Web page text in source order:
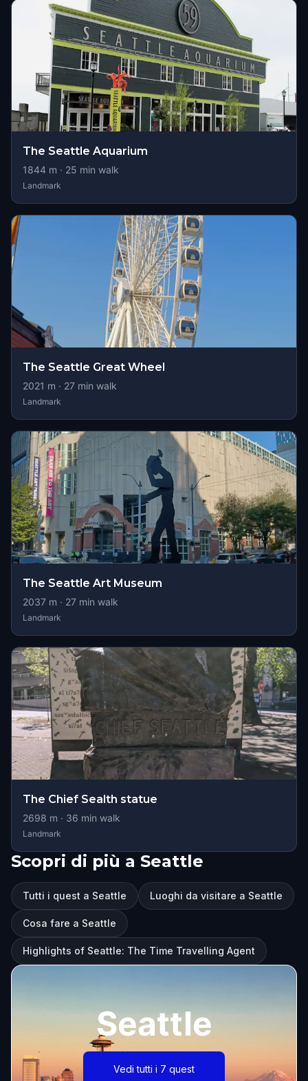
The Seattle Aquarium
1844 m · 25 min walk
Landmark
The Seattle Great Wheel
2021 m · 27 min walk
Landmark
The Seattle Art Museum
2037 m · 27 min walk
Landmark
The Chief Sealth statue
2698 m · 36 min walk
Landmark
Scopri di più a Seattle
Tutti i quest a Seattle Luoghi da visitare a Seattle
Cosa fare a Seattle
Highlights of Seattle: The Time Travelling Agent
Seattle
Vedi tutti i 7 quest